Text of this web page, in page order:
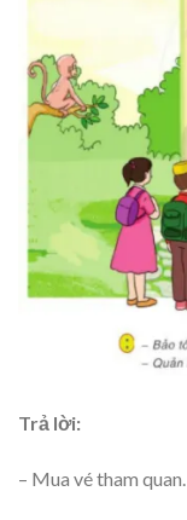
Trả lời:
– Mua vé tham quan.